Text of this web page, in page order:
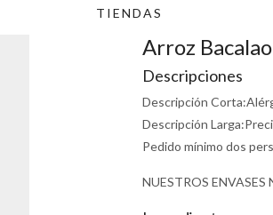
TIENDAS
Arroz
Descripciones
Descripción Corta:
Descripción Larga:
Pedido mínimo dos
NUESTROS ENVASES